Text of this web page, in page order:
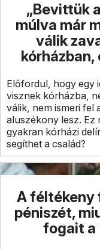
„Bevittük
múlva már
válik
Előfordul, hogy egy
visznek kórházba,
válik, nem ismeri fel
aluszékony lesz. Ez
gyakran kórházi
segíthet a család?
A féltékeny
péniszét,
fogait a